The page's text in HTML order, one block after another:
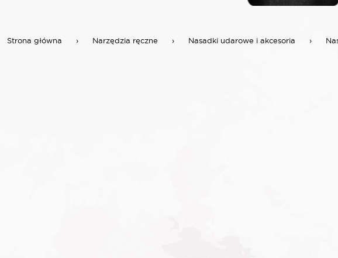
Strona główna › Narzędzia ręczne › Nasadki udarowe i akcesoria ›